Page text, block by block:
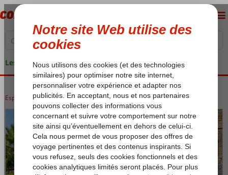
Les garanties de vacances
Espagne Îles Canaries Tenerife San Miguel